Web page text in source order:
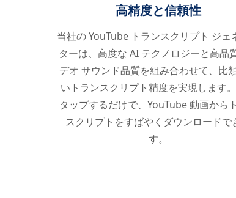
高精度と信頼性
当社の YouTube トランスクリプト ジェ
ターは、高度な AI テクノロジーと高品
デオ サウンド品質を組み合わせて、比
いトランスクリプト精度を実現します
タップするだけで、YouTube 動画から
スクリプトをすばやくダウンロードで
す。